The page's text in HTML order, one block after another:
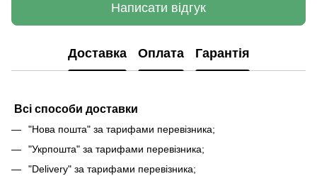
Написати відгук
Доставка Оплата Гарантія
Всі способи доставки
"Нова пошта" за тарифами перевізника;
"Укрпошта" за тарифами перевізника;
"Delivery" за тарифами перевізника;